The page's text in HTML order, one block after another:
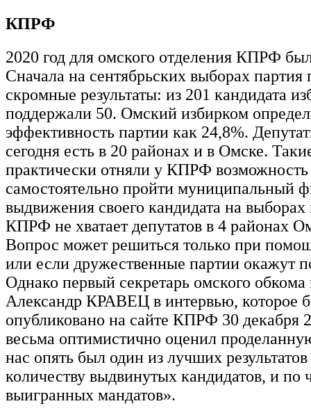
КПРФ
2020 год для омского отделения КПРФ
Сначала на сентябрьских выборах партия
скромные результаты: из 201 кандидата
поддержали 50. Омский избирком
эффективность партии как 24,8%.
сегодня есть в 20 районах и в Омске.
практически отняли у КПРФ возможность
самостоятельно пройти муниципальный
выдвижения своего кандидата на выборах
КПРФ не хватает депутатов в 4 районах
Вопрос может решиться только при
или если дружественные партии
Однако первый секретарь омского обкома
Александр КРАВЕЦ в интервью, которое
опубликовано на сайте КПРФ 30 декабря
весьма оптимистично оценил
нас опять был один из лучших
количеству выдвинутых кандидатов, и по
выигранных мандатов».